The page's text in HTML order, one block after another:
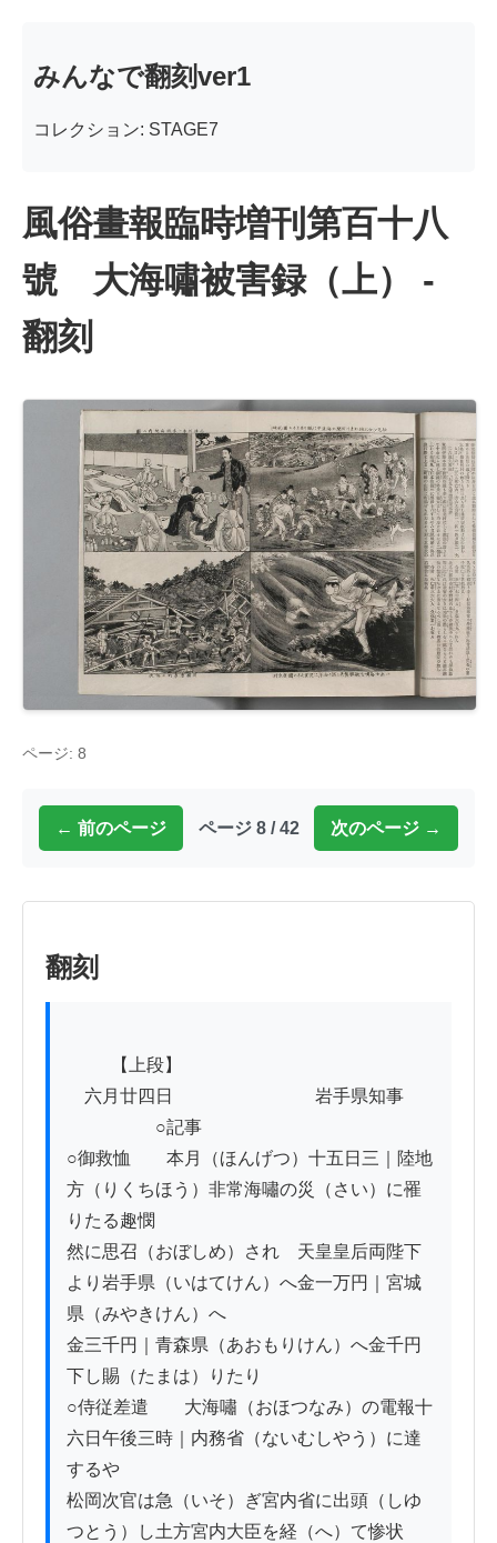
みんなで翻刻ver1
コレクション: STAGE7
風俗畫報臨時増刊第百十八
號 大海嘯被害録（上） -
翻刻
ページ: 8
← 前のページ ページ 8 / 42 次のページ →
翻刻
六月廿四日　　　　　　　　岩手県知事
○記事
○御救恤　　本月（ほんげつ）十五日三｜陸地
方（りくちほう）非常海嘯の災（さい）に罹
りたる趣憫
然に思召（おぼしめ）され　天皇皇后両陛下
より岩手県（いはてけん）へ金一万円｜宮城
県（みやきけん）へ
金三千円｜青森県（あおもりけん）へ金千円
下し賜（たまは）りたり
○侍従差遣　　大海嘯（おほつなみ）の電報十
六日午後三時｜内務省（ないむしやう）に達
するや
松岡次官は急（いそ）ぎ宮内省に出頭（しゆ
つとう）し土方宮内大臣を経（へ）て惨状